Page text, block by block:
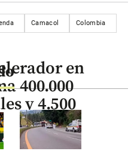
Camacol Colombia
en
400.000
y 4.500